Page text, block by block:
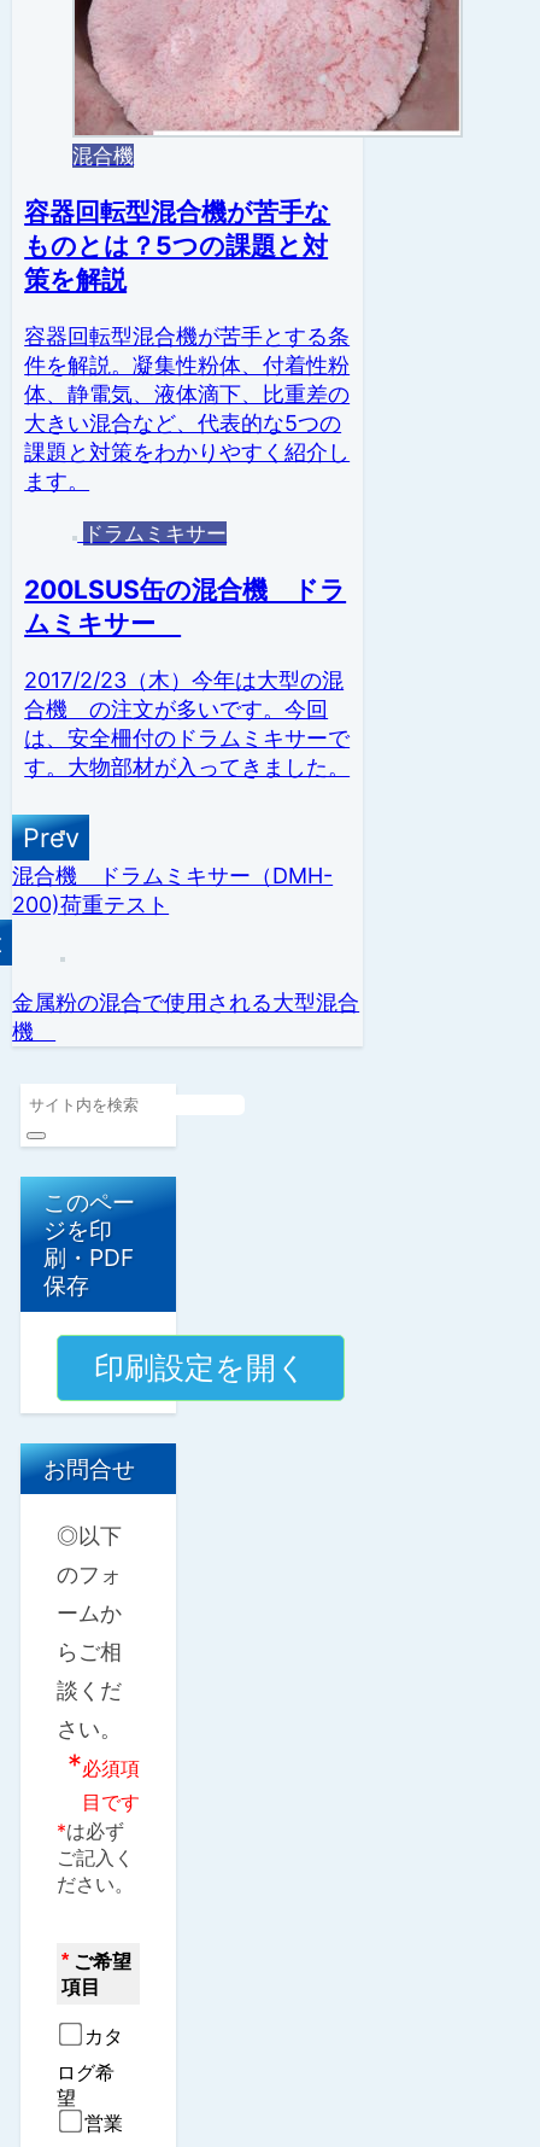
混合機
容器回転型混合機が苦手な
ものとは？5つの課題と対
策を解説
容器回転型混合機が苦手とする条
件を解説。凝集性粉体、付着性粉
体、静電気、液体滴下、比重差の
大きい混合など、代表的な5つの
課題と対策をわかりやすく紹介し
ます。
ドラムミキサー
200LSUS缶の混合機 ドラ
ムミキサー
2017/2/23（木）今年は大型の混
合機 の注文が多いです。今回
は、安全柵付のドラムミキサーで
す。大物部材が入ってきました。
混合機 ドラムミキサー（DMH-
200)荷重テスト
金属粉の混合で使用される大型混合
機
このペー
ジを印
刷・PDF
保存
お問合せ
◎以下
のフォ
ームか
らご相
談くだ
さい。
*必須項
目です
*は必ず
ご記入く
ださい。
* ご希望
項目
カタ
ログ希
望
営業